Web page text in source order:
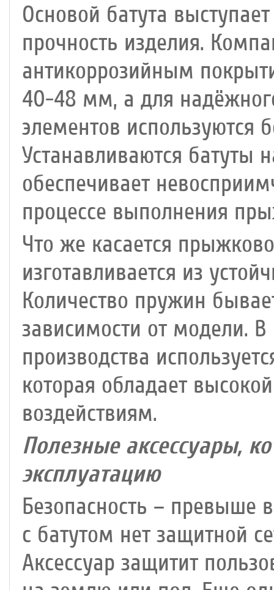
Основой батута
прочность изделия.
антикоррозийным
40-48 мм, а для
элементов используются
Устанавливаются батуты
обеспечивает
процессе выполнения
Что же касается
изготавливается из
Количество пружин
зависимости от модели. В
производства
которая обладает
воздействиям.
Полезные аксессуары,
эксплуатацию
Безопасность – превыше
с батутом нет защитной
Аксессуар защитит